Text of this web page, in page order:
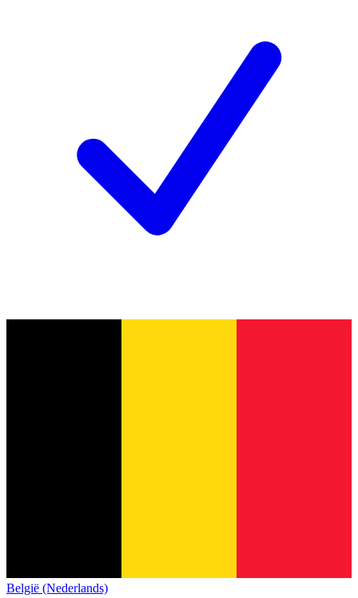
België (Nederlands)